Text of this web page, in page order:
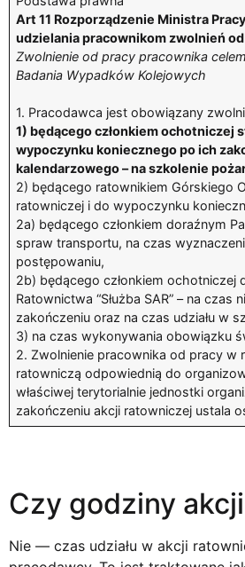
Art 11 Rozporządzenie Ministra
udzielania pracownikom zwolnień
Zwolnienie od pracy pracownika
Badania Wypadków Kolejowych
1. Pracodawca jest obowiązany
1) będącego członkiem ochotniczej
wypoczynku koniecznego po ich
kalendarzowego – na szkolenie
2) będącego ratownikiem Górskiego
ratowniczej i do wypoczynku
2a) będącego członkiem doraźnym
spraw transportu, na czas
postępowaniu,
2b) będącego członkiem ochotniczej
Ratownictwa “Służba SAR” – na
zakończeniu oraz na czas udziału w
3) na czas wykonywania obowiązku
2. Zwolnienie pracownika od pracy w
ratowniczą odpowiednią do
właściwej terytorialnie jednostki
zakończeniu akcji ratowniczej ustala
Czy godziny
Nie — czas udziału w akcji